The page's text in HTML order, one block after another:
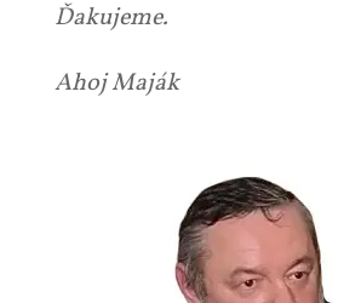
Ďakujeme.
Ahoj Maják